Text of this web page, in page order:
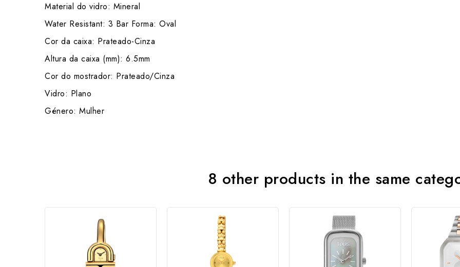
Material do vidro: Mineral
Water Resistant: 3 Bar Forma: Oval
Cor da caixa: Prateado-Cinza
Altura da caixa (mm): 6.5mm
Cor do mostrador: Prateado/Cinza
Vidro: Plano
Género: Mulher
8 other products in the same